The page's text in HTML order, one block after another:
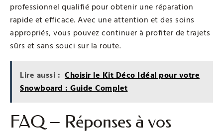
professionnel qualifié pour obtenir une réparation
rapide et efficace. Avec une attention et des soins
appropriés, vous pouvez continuer à profiter de trajets
sûrs et sans souci sur la route.
Lire aussi : Choisir le Kit Déco Idéal pour votre
Snowboard : Guide Complet
FAQ – Réponses à vos